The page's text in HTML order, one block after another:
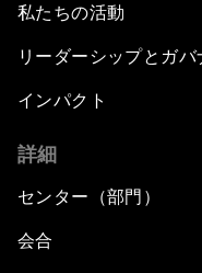
私たちの活動
リーダーシップとガバ
インパクト
詳細
センター（部門）
会合